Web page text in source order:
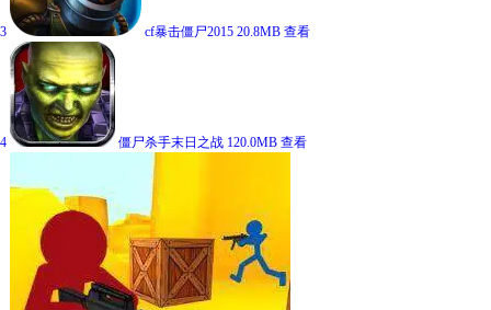
3 cf暴击僵尸2015 20.8MB 查看
4 僵尸杀手末日之战 120.0MB 查看